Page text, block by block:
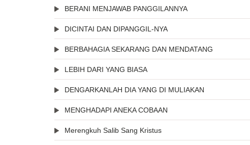
BERANI MENJAWAB PANGGILANNYA
DICINTAI DAN DIPANGGIL-NYA
BERBAHAGIA SEKARANG DAN MENDATANG
LEBIH DARI YANG BIASA
DENGARKANLAH DIA YANG DI MULIAKAN
MENGHADAPI ANEKA COBAAN
Merengkuh Salib Sang Kristus